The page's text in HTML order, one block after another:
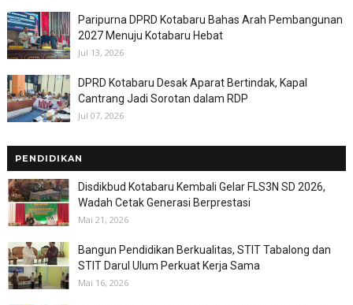
Paripurna DPRD Kotabaru Bahas Arah Pembangunan
2027 Menuju Kotabaru Hebat
Jul 13, 2026
DPRD Kotabaru Desak Aparat Bertindak, Kapal
Cantrang Jadi Sorotan dalam RDP
Jul 07, 2026
PENDIDIKAN
Disdikbud Kotabaru Kembali Gelar FLS3N SD 2026,
Wadah Cetak Generasi Berprestasi
Mai 21, 2026
Bangun Pendidikan Berkualitas, STIT Tabalong dan
STIT Darul Ulum Perkuat Kerja Sama
Mai 16, 2026